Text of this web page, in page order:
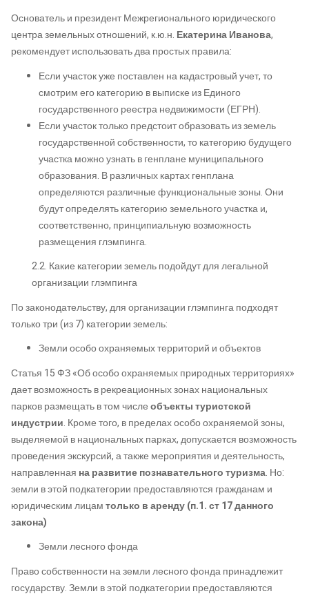
Основатель и президент Межрегионального юридического
центра земельных отношений, к.ю.н. Екатерина Иванова,
рекомендует использовать два простых правила:
Если участок уже поставлен на кадастровый учет, то
смотрим его категорию в выписке из Единого
государственного реестра недвижимости (ЕГРН).
Если участок только предстоит образовать из земель
государственной собственности, то категорию будущего
участка можно узнать в генплане муниципального
образования. В различных картах генплана
определяются различные функциональные зоны. Они
будут определять категорию земельного участка и,
соответственно, принципиальную возможность
размещения глэмпинга.
2.2. Какие категории земель подойдут для легальной
организации глэмпинга
По законодательству, для организации глэмпинга подходят
только три (из 7) категории земель:
Земли особо охраняемых территорий и объектов
Статья 15 ФЗ «Об особо охраняемых природных территориях»
дает возможность в рекреационных зонах национальных
парков размещать в том числеобъекты туристской
индустрии. Кроме того, в пределах особо охраняемой зоны,
выделяемой в национальных парках, допускается возможность
проведения экскурсий, а также мероприятия и деятельность,
направленная на развитие познавательного туризма. Но:
земли в этой подкатегории предоставляются гражданам и
юридическим лицамтолько в аренду (п.1. ст 17 данного
закона)
Земли лесного фонда
Право собственности на земли лесного фонда принадлежит
государству. Земли в этой подкатегории предоставляются